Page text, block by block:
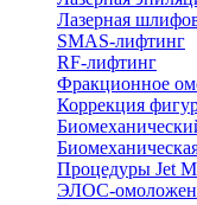
Лазерная
SMAS-лифтинг
RF-лифтинг
Фракционное
Коррекция
Процедуры Jet M
ЭЛОС-